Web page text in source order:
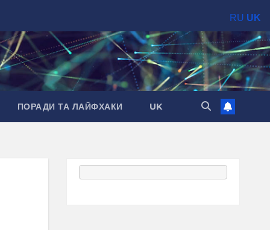
ПОРАДИ ТА ЛАЙФХАКИ UK
RU UK